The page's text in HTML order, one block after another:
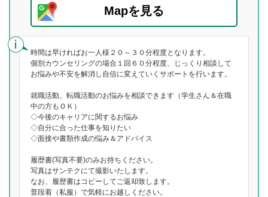
Mapを見る
時間は早ければお一人様２０～３０分程度となります。
個別カウンセリングの場合１回６０分程度、じっくり相談して
お悩みや不安を解消し自信に変えていくサポートを行います。
就職活動、転職活動のお悩みを相談できます（学生さん＆在職
中の方もＯＫ）
◇今後のキャリアに関するお悩み
◇自分に合った仕事を知りたい
◇面接や書類作成の悩み＆アドバイス
履歴書(写真不要)のみお持ちください。
写真はサンテクにて撮影いたします。
なお、履歴書はコピーしてご返却致します。
普段着（私服）で気軽にお越しください。